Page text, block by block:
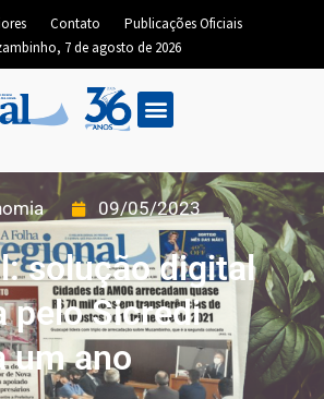
Contato
Publicações Oficiais
7 de agosto de 2026
09/05/2023
solução digital
pelo Sicredi
um ano